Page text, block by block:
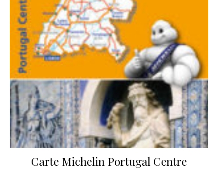
Carte Michelin Portugal Centre